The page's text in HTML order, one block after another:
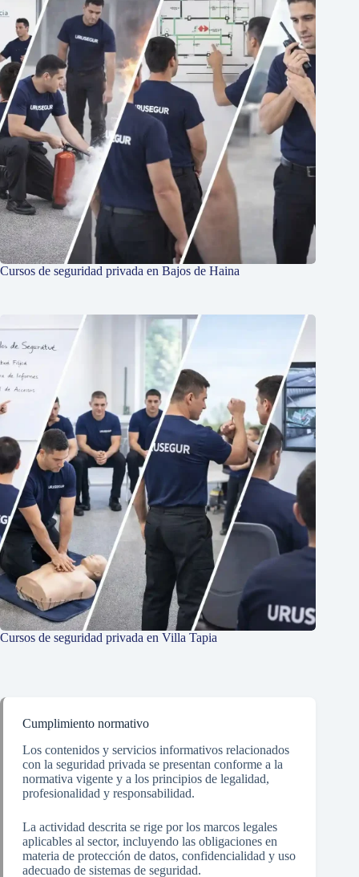
Cursos de seguridad privada en Bajos de Haina
Cursos de seguridad privada en Villa Tapia
Cumplimiento normativo
Los contenidos y servicios informativos relacionados
con la seguridad privada se presentan conforme a la
normativa vigente y a los principios de legalidad,
profesionalidad y responsabilidad.
La actividad descrita se rige por los marcos legales
aplicables al sector, incluyendo las obligaciones en
materia de protección de datos, confidencialidad y uso
adecuado de sistemas de seguridad.